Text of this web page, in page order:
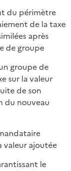
du périmètre
de la taxe
après
de groupe
groupe de
sur la valeur
de son
du nouveau
valeur ajoutée
le